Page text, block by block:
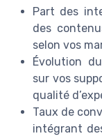
Part des
des
selon vos
Évolution
sur vos
qualité
Taux de
intégrant